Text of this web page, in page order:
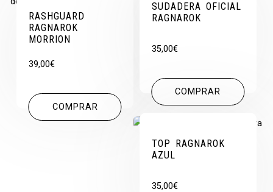
RASHGUARD
RAGNAROK
MORRION
39,00€
COMPRAR
SUDADERA OFICIAL
RAGNAROK
35,00€
COMPRAR
TOP RAGNAROK
AZUL
35,00€